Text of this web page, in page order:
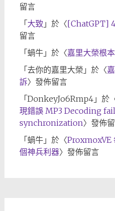
留言
「大致 」於〈[ChatGPT]
留言
「蝸牛」於〈嘉里大榮根
「去你的嘉里大榮 」於〈
訴〉發佈留言
「DonkeyJo6Rmp4」於
現錯誤 MP3 Decoding
synchronization〉發佈
「蝸牛」於〈ProxmoxVE
個神兵利器〉發佈留言